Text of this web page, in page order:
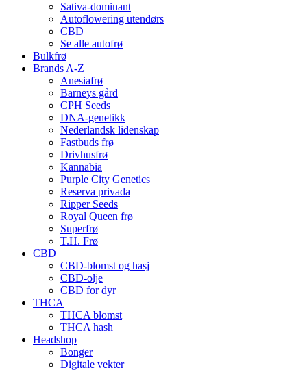
Sativa-dominant
Autoflowering utendørs
CBD
Se alle autofrø
Bulkfrø
Brands A-Z
Anesiafrø
Barneys gård
CPH Seeds
DNA-genetikk
Nederlandsk lidenskap
Fastbuds frø
Drivhusfrø
Kannabia
Purple City Genetics
Reserva privada
Ripper Seeds
Royal Queen frø
Superfrø
T.H. Frø
CBD
CBD-blomst og hasj
CBD-olje
CBD for dyr
THCA
THCA blomst
THCA hash
Headshop
Bonger
Digitale vekter